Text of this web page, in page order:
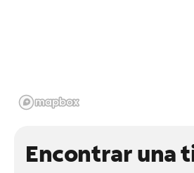
Encontrar una